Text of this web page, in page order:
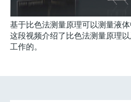
基于比色法测量原理可以测量液体
这段视频介绍了比色法测量原理
工作的。